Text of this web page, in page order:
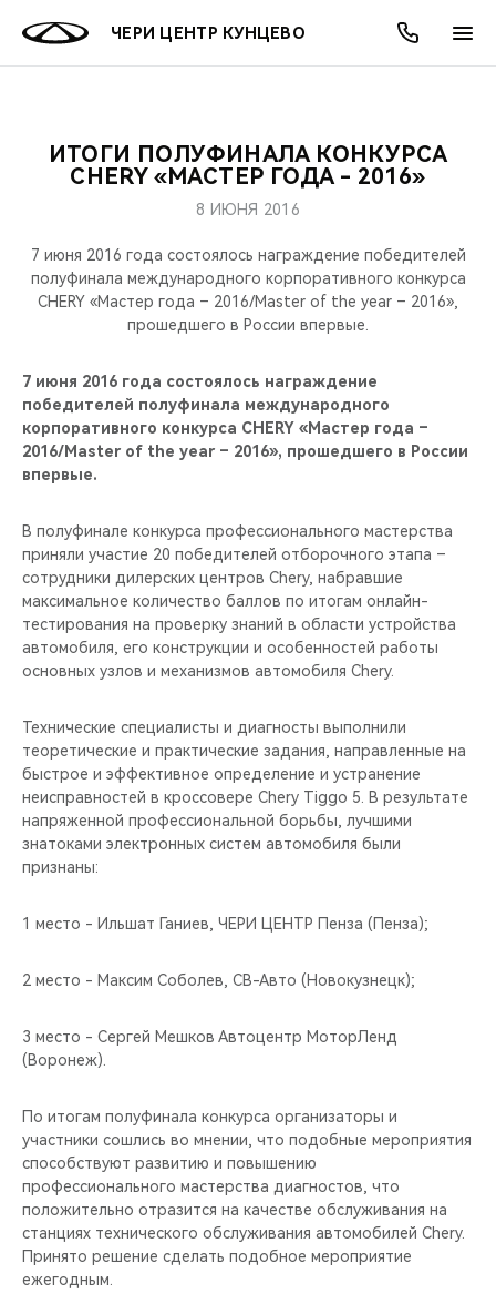
ЧЕРИ ЦЕНТР КУНЦЕВО
МОДЕЛИ
КРОССОВЕРЫ
НОВИНКИ
ПОКУПАТЕЛЯМ
КРЕДИТ И СТРАХОВАНИЕ
ВЛАДЕЛЬЦАМ
ЗАПЧАСТИ И АКСЕССУАРЫ
CHERY CONNECT
МИР CHERY
О БРЕНДЕ
CHERY В СОЦСЕТЯХ
ЛЮДИ CHERY
БЛАГОТВОРИТЕЛЬНОСТЬ
CHERY И СПОРТ
ВИДЕООБЗОРЫ
CHERY ДЛЯ ДЕТЕЙ
АКЦИИ
ОНЛАЙН СЕРВИСЫ
КРЕДИТ
О КОМПАНИИ
МЫ В СОЦСЕТЯХ
ИТОГИ ПОЛУФИНАЛА КОНКУРСА
CHERY «МАСТЕР ГОДА - 2016»
8 ИЮНЯ 2016
7 июня 2016 года состоялось награждение победителей
полуфинала международного корпоративного конкурса
CHERY «Мастер года – 2016/Master of the year – 2016»,
прошедшего в России впервые.
7 июня 2016 года состоялось награждение
победителей полуфинала международного
корпоративного конкурса CHERY «Мастер года –
2016/Master of the year – 2016», прошедшего в России
впервые.
В полуфинале конкурса профессионального мастерства
приняли участие 20 победителей отборочного этапа –
сотрудники дилерских центров Chery, набравшие
максимальное количество баллов по итогам онлайн-
тестирования на проверку знаний в области устройства
автомобиля, его конструкции и особенностей работы
основных узлов и механизмов автомобиля Chery.
Технические специалисты и диагносты выполнили
теоретические и практические задания, направленные на
быстрое и эффективное определение и устранение
неисправностей в кроссовере Chery Tiggo 5. В результате
напряженной профессиональной борьбы, лучшими
знатоками электронных систем автомобиля были
признаны:
1 место - Ильшат Ганиев, ЧЕРИ ЦЕНТР Пенза (Пенза);
2 место - Максим Соболев, СВ-Авто (Новокузнецк);
3 место - Сергей Мешков Автоцентр МоторЛенд
(Воронеж).
По итогам полуфинала конкурса организаторы и
участники сошлись во мнении, что подобные мероприятия
способствуют развитию и повышению
профессионального мастерства диагностов, что
положительно отразится на качестве обслуживания на
станциях технического обслуживания автомобилей Chery.
Принято решение сделать подобное мероприятие
ежегодным.